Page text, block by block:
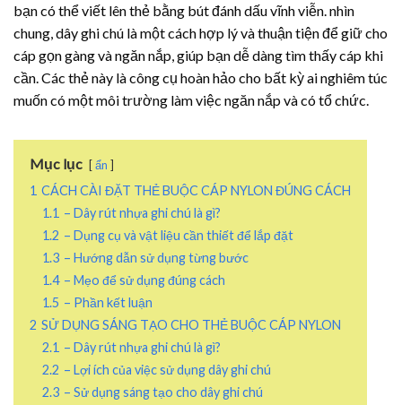
bạn có thể viết lên thẻ bằng bút đánh dấu vĩnh viễn. nhìn
chung, dây ghi chú là một cách hợp lý và thuận tiện để giữ cho
cáp gọn gàng và ngăn nắp, giúp bạn dễ dàng tìm thấy cáp khi
cần. Các thẻ này là công cụ hoàn hảo cho bất kỳ ai nghiêm túc
muốn có một môi trường làm việc ngăn nắp và có tổ chức.
Mục lục ẩn
1 CÁCH CÀI ĐẶT THẺ BUỘC CÁP NYLON ĐÚNG CÁCH
1.1 – Dây rút nhựa ghi chú là gì?
1.2 – Dụng cụ và vật liệu cần thiết để lắp đặt
1.3 – Hướng dẫn sử dụng từng bước
1.4 – Mẹo để sử dụng đúng cách
1.5 – Phần kết luận
2 SỬ DỤNG SÁNG TẠO CHO THẺ BUỘC CÁP NYLON
2.1 – Dây rút nhựa ghi chú là gì?
2.2 – Lợi ích của việc sử dụng dây ghi chú
2.3 – Sử dụng sáng tạo cho dây ghi chú